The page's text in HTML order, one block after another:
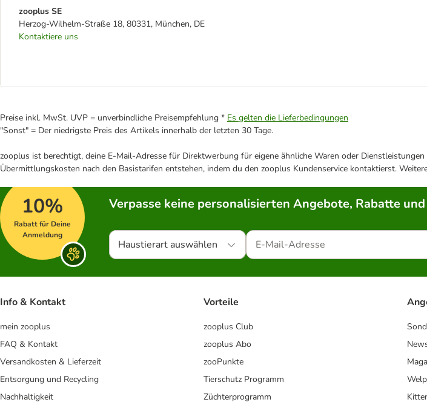
zooplus SE
Herzog-Wilhelm-Straße 18, 80331, München, DE
Kontaktiere uns
Preise inkl. MwSt. UVP = unverbindliche Preisempfehlung * Es gelten die Lieferbedingungen
"Sonst" = Der niedrigste Preis des Artikels innerhalb der letzten 30 Tage.
zooplus ist berechtigt, deine E-Mail-Adresse für Direktwerbung für eigene ähnliche Waren oder
Übermittlungskosten nach den Basistarifen entstehen, indem du den zooplus Kundenservice kontaktierst.
10%
Rabatt für Deine
Anmeldung
Verpasse keine personalisierten Angebote, Rabatte
Haustierart auswählen
Info & Kontakt
mein zooplus
FAQ & Kontakt
Versandkosten & Lieferzeit
Entsorgung und Recycling
Nachhaltigkeit
Vorteile
zooplus Club
zooplus Abo
zooPunkte
Tierschutz Programm
Züchterprogramm